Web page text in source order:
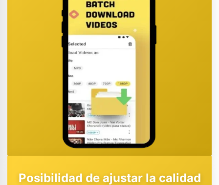
Posibilidad de ajustar la calidad